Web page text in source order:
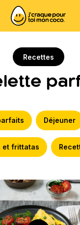
Recettes
Déjeuner
et frittatas